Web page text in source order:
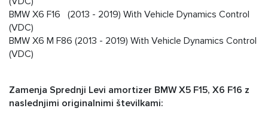
BMW X6 F16 (2013 - 2019) With Vehicle Dynamics Control
(VDC)
BMW X6 M F86 (2013 - 2019) With Vehicle Dynamics Control
(VDC)
Zamenja Sprednji Levi amortizer BMW X5 F15, X6 F16 z
naslednjimi originalnimi številkami: